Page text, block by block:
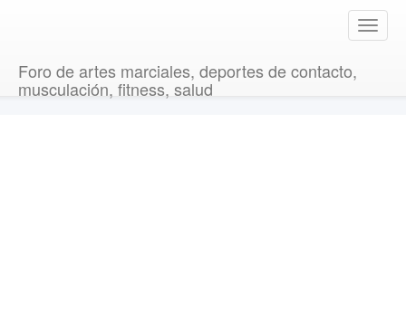
T
o
Foro de artes marciales, deportes de contacto,
musculación, fitness, salud